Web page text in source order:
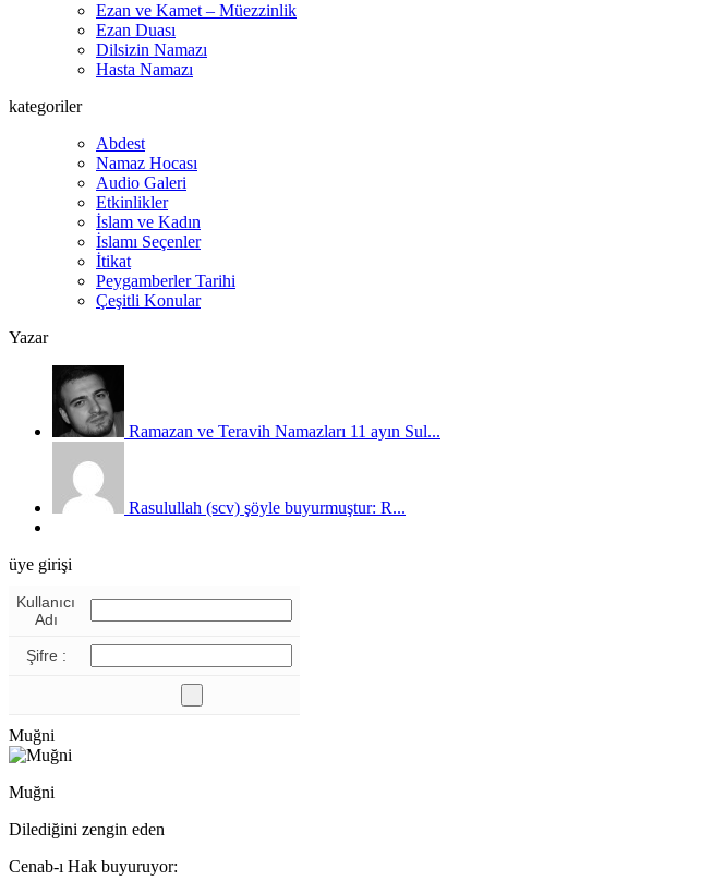
Ezan ve Kamet – Müezzinlik
Ezan Duası
Dilsizin Namazı
Hasta Namazı
kategoriler
Abdest
Namaz Hocası
Audio Galeri
Etkinlikler
İslam ve Kadın
İslamı Seçenler
İtikat
Peygamberler Tarihi
Çeşitli Konular
Yazar
Ramazan ve Teravih Namazları 11 ayın Sul...
Rasulullah (scv) şöyle buyurmuştur: R...
üye girişi
Kullanıcı
Adı
Şifre :
Muğni
Muğni
Dilediğini zengin eden
Cenab-ı Hak buyuruyor: